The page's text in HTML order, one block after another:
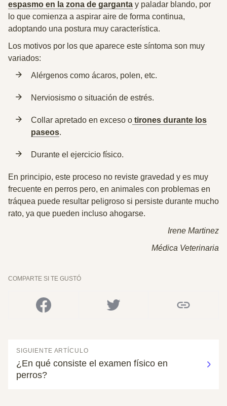
espasmo en la zona de garganta y paladar blando, por
lo que comienza a aspirar aire de forma continua,
adoptando una postura muy característica.
Los motivos por los que aparece este síntoma son muy
variados:
Alérgenos como ácaros, polen, etc.
Nerviosismo o situación de estrés.
Collar apretado en exceso o tirones durante los
paseos.
Durante el ejercicio físico.
En principio, este proceso no reviste gravedad y es muy
frecuente en perros pero, en animales con problemas en
tráquea puede resultar peligroso si persiste durante mucho
rato, ya que pueden incluso ahogarse.
Irene Martinez
Médica Veterinaria
COMPARTE SI TE GUSTÓ
SIGUIENTE ARTÍCULO
¿En qué consiste el examen físico en
perros?